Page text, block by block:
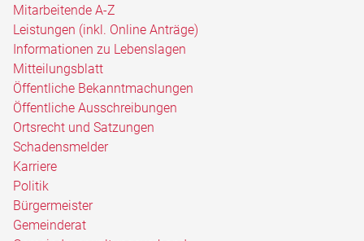
Mitarbeitende A-Z
Leistungen (inkl. Online Anträge)
Informationen zu Lebenslagen
Mitteilungsblatt
Öffentliche Bekanntmachungen
Öffentliche Ausschreibungen
Ortsrecht und Satzungen
Schadensmelder
Karriere
Politik
Bürgermeister
Gemeinderat